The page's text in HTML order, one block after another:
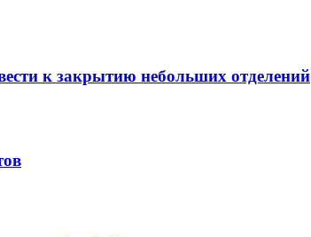
к закрытию небольших отделений